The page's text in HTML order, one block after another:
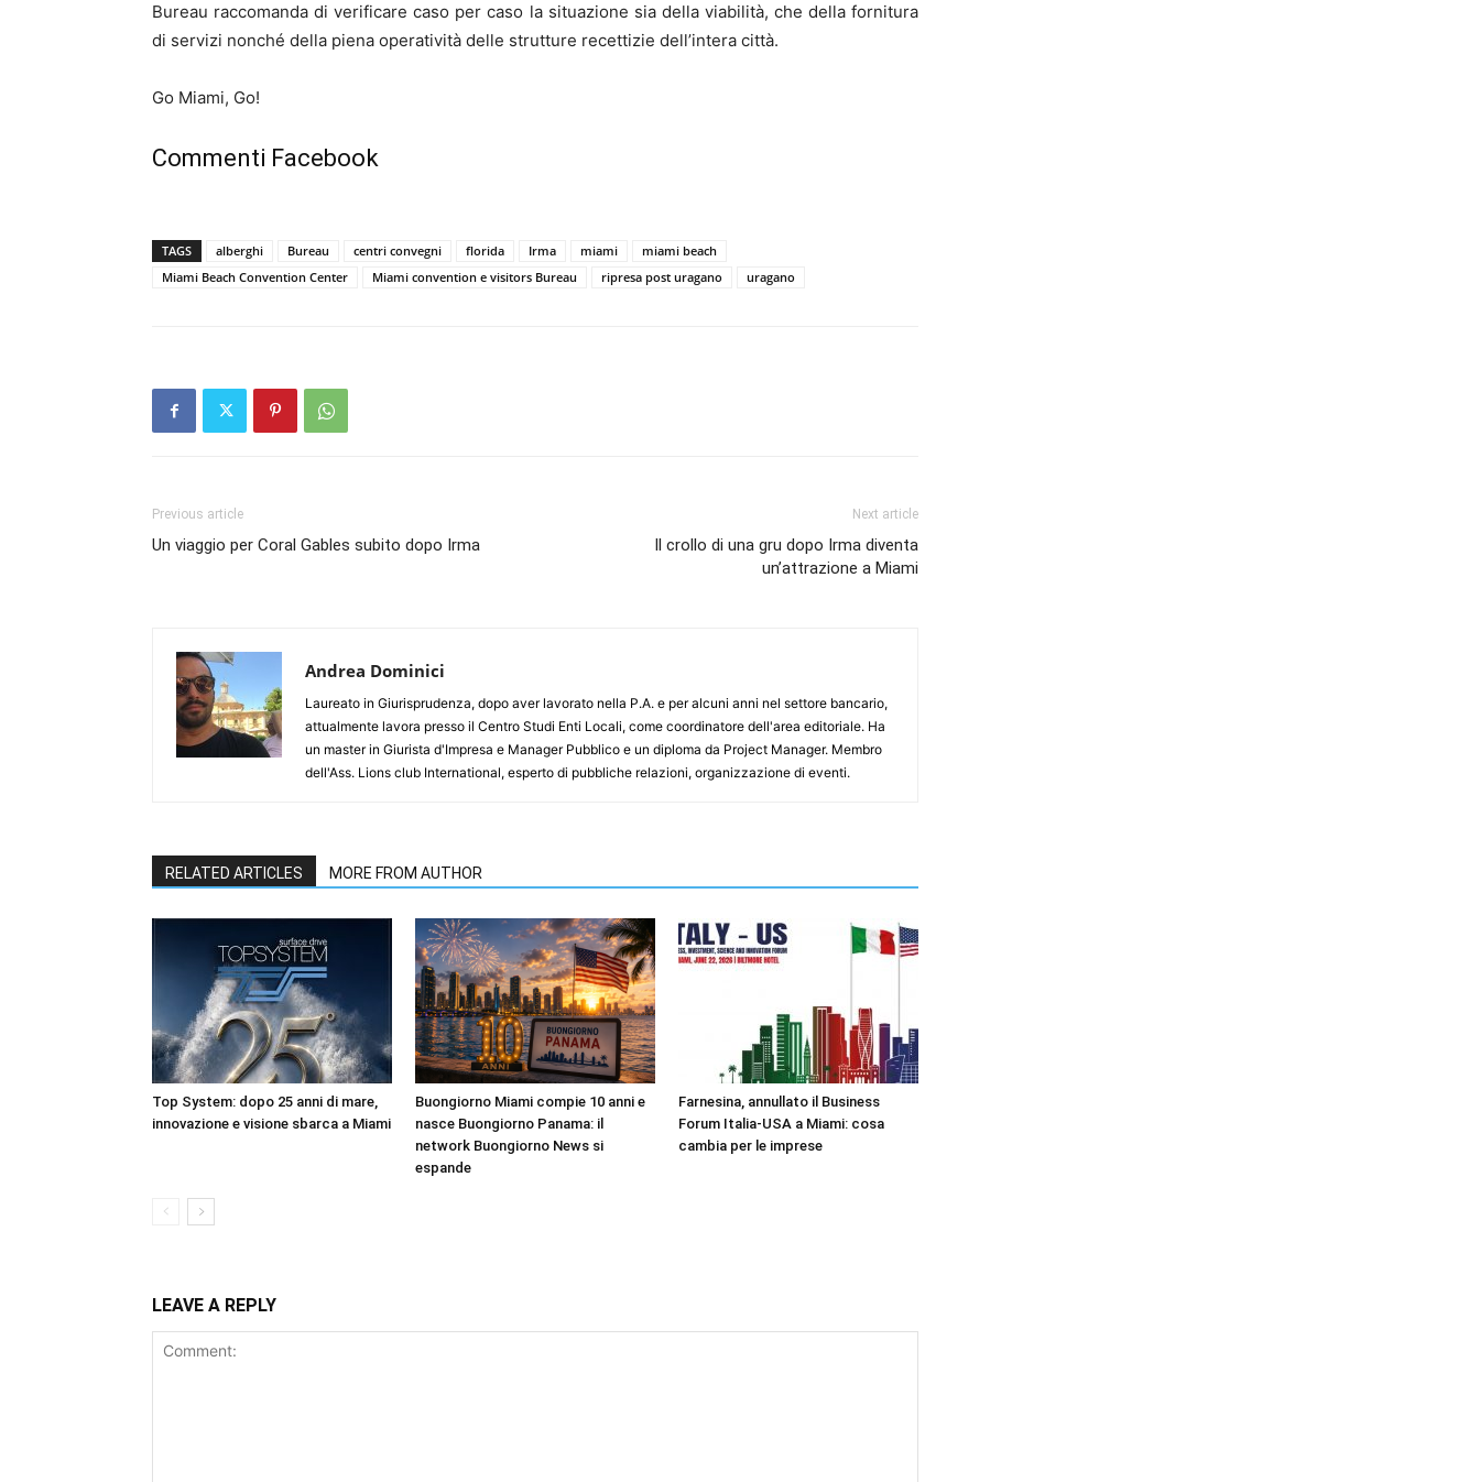
Bureau raccomanda di verificare caso per caso la situazione sia della viabilità, che della fornitura
di servizi nonché della piena operatività delle strutture recettizie dell’intera città.
Go Miami, Go!
Commenti Facebook
TAGS alberghi Bureau centri convegni florida Irma miami
miami beach
Miami Beach Convention Center
Miami convention e visitors Bureau ripresa post uragano uragano
Previous article
Un viaggio per Coral Gables subito dopo Irma
Next article
Il crollo di una gru dopo Irma diventa
un’attrazione a Miami
Andrea Dominici
Laureato in Giurisprudenza, dopo aver lavorato nella P.A. e per alcuni anni nel settore bancario,
attualmente lavora presso il Centro Studi Enti Locali, come coordinatore dell'area editoriale. Ha
un master in Giurista d'Impresa e Manager Pubblico e un diploma da Project Manager. Membro
dell'Ass. Lions club International, esperto di pubbliche relazioni, organizzazione di eventi.
RELATED ARTICLES MORE FROM AUTHOR
Top System: dopo 25 anni di mare,
innovazione e visione sbarca a Miami
Buongiorno Miami compie 10 anni e
nasce Buongiorno Panama: il
network Buongiorno News si
espande
Farnesina, annullato il Business
Forum Italia-USA a Miami: cosa
cambia per le imprese
LEAVE A REPLY